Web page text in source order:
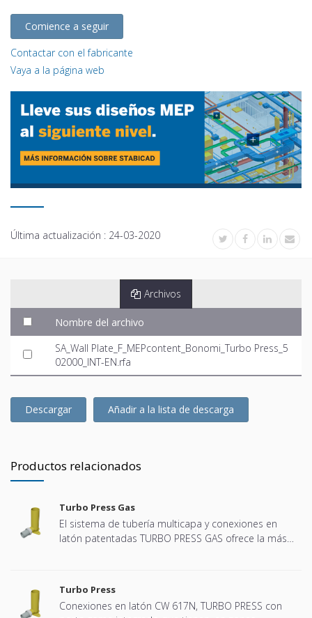
Comience a seguir
Contactar con el fabricante
Vaya a la página web
Última actualización : 24-03-2020
Archivos
Nombre del archivo
SA_Wall Plate_F_MEPcontent_Bonomi_Turbo Press_5
02000_INT-EN.rfa
Descargar Añadir a la lista de descarga
Productos relacionados
Turbo Press Gas
El sistema de tubería multicapa y conexiones en
latón patentadas TURBO PRESS GAS ofrece la más
nuevas instalaciones y muy practico cuando se
cambian las existentes. Tubos y racores se
Turbo Press
Conexiones en latón CW 617N, TURBO PRESS con